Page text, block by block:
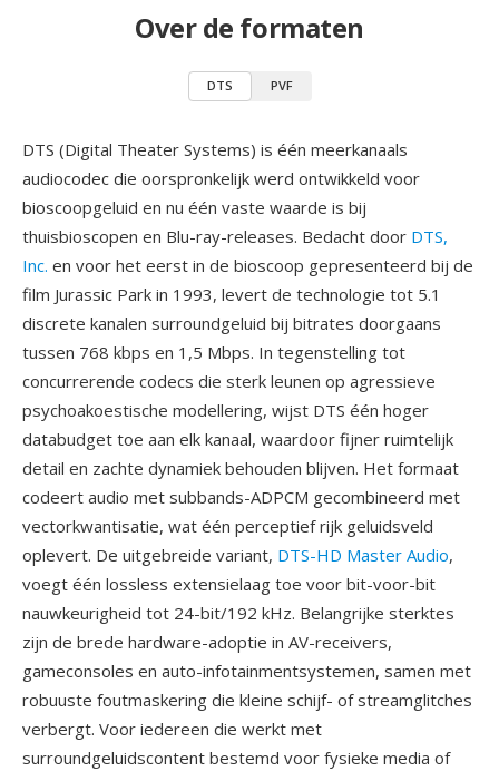
Over de formaten
DTS PVF
DTS (Digital Theater Systems) is één meerkanaals
audiocodec die oorspronkelijk werd ontwikkeld voor
bioscoopgeluid en nu één vaste waarde is bij
thuisbioscopen en Blu-ray-releases. Bedacht door DTS,
Inc. en voor het eerst in de bioscoop gepresenteerd bij de
film Jurassic Park in 1993, levert de technologie tot 5.1
discrete kanalen surroundgeluid bij bitrates doorgaans
tussen 768 kbps en 1,5 Mbps. In tegenstelling tot
concurrerende codecs die sterk leunen op agressieve
psychoakoestische modellering, wijst DTS één hoger
databudget toe aan elk kanaal, waardoor fijner ruimtelijk
detail en zachte dynamiek behouden blijven. Het formaat
codeert audio met subbands-ADPCM gecombineerd met
vectorkwantisatie, wat één perceptief rijk geluidsveld
oplevert. De uitgebreide variant, DTS-HD Master Audio,
voegt één lossless extensielaag toe voor bit-voor-bit
nauwkeurigheid tot 24-bit/192 kHz. Belangrijke sterktes
zijn de brede hardware-adoptie in AV-receivers,
gameconsoles en auto-infotainmentsystemen, samen met
robuuste foutmaskering die kleine schijf- of streamglitches
verbergt. Voor iedereen die werkt met
surroundgeluidscontent bestemd voor fysieke media of